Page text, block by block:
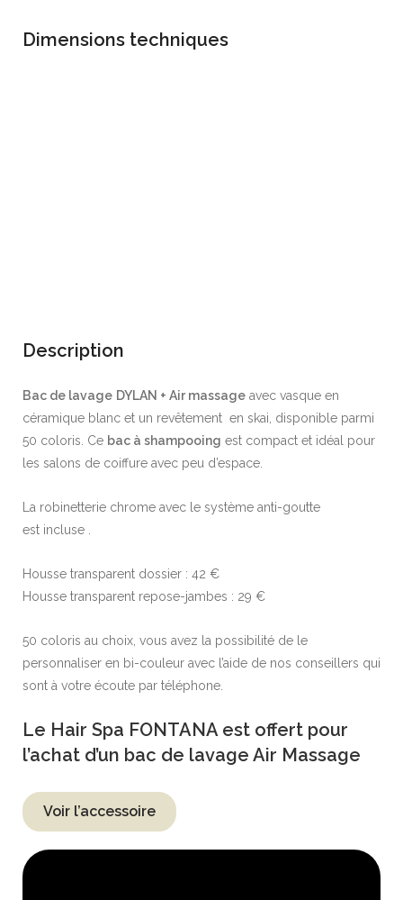
top g502 top h702
Dimensions techniques
Description
Bac de lavage DYLAN + Air massage avec vasque en
céramique blanc et un revêtement en skai, disponible parmi
50 coloris. Ce bac à shampooing est compact et idéal pour
les salons de coiffure avec peu d’espace.
La robinetterie chrome avec le système anti-goutte
est incluse .
Housse transparent dossier : 42 €
Housse transparent repose-jambes : 29 €
50 coloris au choix, vous avez la possibilité de le
personnaliser en bi-couleur avec l’aide de nos conseillers qui
sont à votre écoute par téléphone.
Le Hair Spa FONTANA est offert pour
l’achat d’un bac de lavage Air Massage
Voir l’accessoire